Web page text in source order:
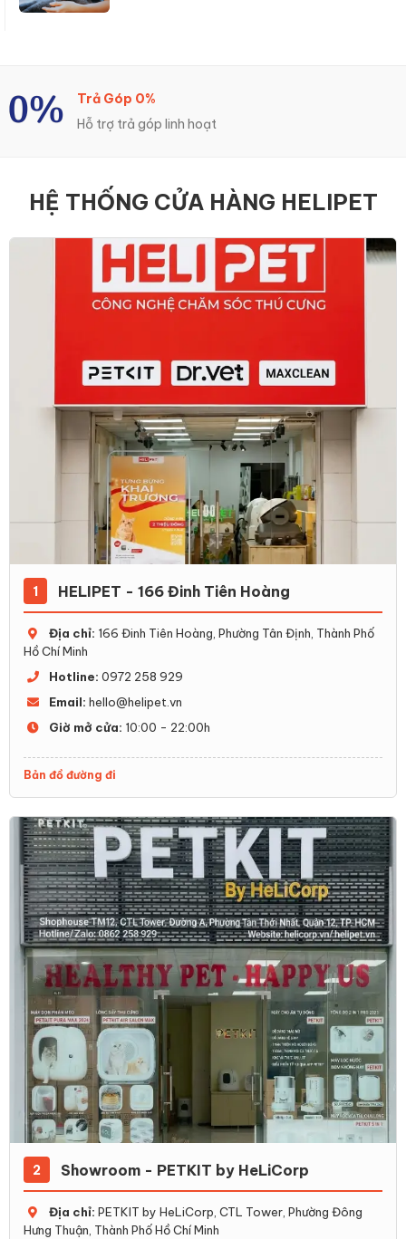
Giao hàng hoả tốc
Giao hàng nhanh nội thành trong vòng 2 giờ
HỆ THỐNG CỬA HÀNG HELIPET
1 HELIPET - 166 Đinh Tiên Hoàng
Địa chỉ: 166 Đinh Tiên Hoàng, Phường Tân Định, Thành Phố
Hồ Chí Minh
Hotline: 0972 258 929
Email: hello@helipet.vn
Giờ mở cửa: 10:00 - 22:00h
Bản đồ đường đi
2 Showroom - PETKIT by HeLiCorp
Địa chỉ: PETKIT by HeLiCorp, CTL Tower, Phường Đông
Hưng Thuận, Thành Phố Hồ Chí Minh